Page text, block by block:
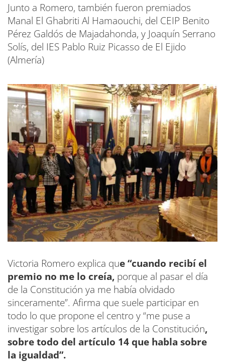
Junto a Romero, también fueron premiados
Manal El Ghabriti Al Hamaouchi, del CEIP Benito
Pérez Galdós de Majadahonda, y Joaquín Serrano
Solís, del IES Pablo Ruiz Picasso de El Ejido
(Almería)
Victoria Romero explica que “cuando recibí el
premio no me lo creía, porque al pasar el día
de la Constitución ya me había olvidado
sinceramente”. Afirma que suele participar en
todo lo que propone el centro y “me puse a
investigar sobre los artículos de la Constitución,
sobre todo del artículo 14 que habla sobre
la igualdad”.